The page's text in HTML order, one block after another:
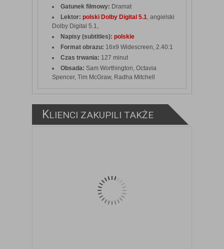
Gatunek filmowy: Dramat
Lektor: polski Dolby Digital 5.1 , angielski
Dolby Digital 5.1,
Napisy (subtitles): polskie
Format obrazu: 16x9 Widescreen, 2.40:1
Czas trwania: 127 minut
Obsada: Sam Worthington, Octavia
Spencer, Tim McGraw, Radha Mitchell
KLIENCI ZAKUPILI TAKŻE